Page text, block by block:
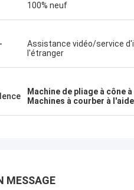
100% neuf
Assistance vidéo/service
l'étranger
Machine de pliage à cône
Machines à courber à
MESSAGE